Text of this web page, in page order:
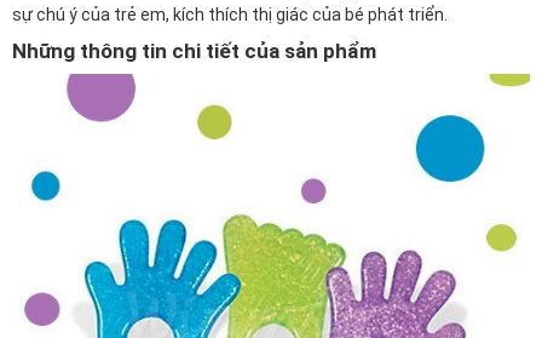
sự chú ý của trẻ em, kích thích thị giác của bé phát triển.
Những thông tin chi tiết của sản phẩm